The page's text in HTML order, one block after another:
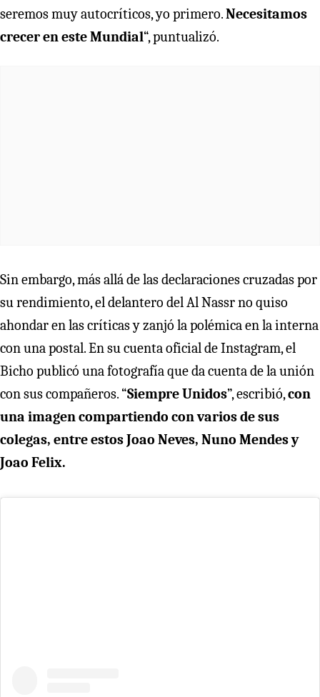
seremos muy autocríticos, yo primero.Necesitamos
crecer en este Mundial“, puntualizó.
Sin embargo, más allá de las declaraciones cruzadas por
su rendimiento, el delantero del Al Nassr no quiso
ahondar en las críticas y zanjó la polémica en la interna
con una postal. En su cuenta oficial de Instagram, el
Bicho publicó una fotografía que da cuenta de la unión
con sus compañeros. “Siempre Unidos”, escribió,con
una imagen compartiendo con varios de sus
colegas, entre estos Joao Neves, Nuno Mendes y
Joao Felix.